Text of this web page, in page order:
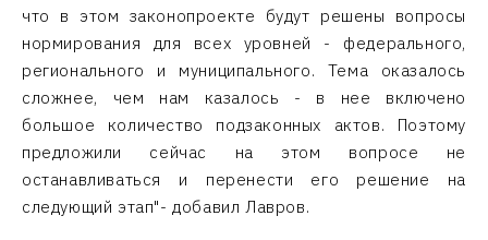
что в этом законопроекте будут решены вопросы
нормирования для всех уровней - федерального,
регионального и муниципального. Тема оказалось
сложнее, чем нам казалось - в нее включено
большое количество подзаконных актов. Поэтому
предложили сейчас на этом вопросе не
останавливаться и перенести его решение на
следующий этап"- добавил Лавров.